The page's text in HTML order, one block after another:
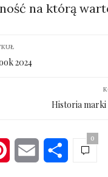
na którą
2024
Historia marki
PinterestEmail Share
0